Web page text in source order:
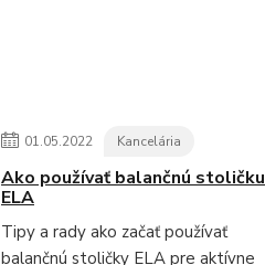
01.05.2022 Kancelária
Ako používať balančnú stoličku
ELA
Tipy a rady ako začať používať
balančnú stoličky ELA pre aktívne